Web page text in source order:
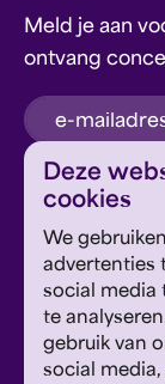
Deze
cookies
We
advertenties
social media
te
gebruik van
social media,
Meld je aan
ontvang
inschrijven
Google's
van toepassing.
Geef om
steun ons